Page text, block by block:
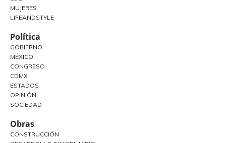
MUJERES
LIFEANDSTYLE
Política
GOBIERNO
MÉXICO
CONGRESO
CDMX
ESTADOS
OPINIÓN
SOCIEDAD
Obras
CONSTRUCCIÓN